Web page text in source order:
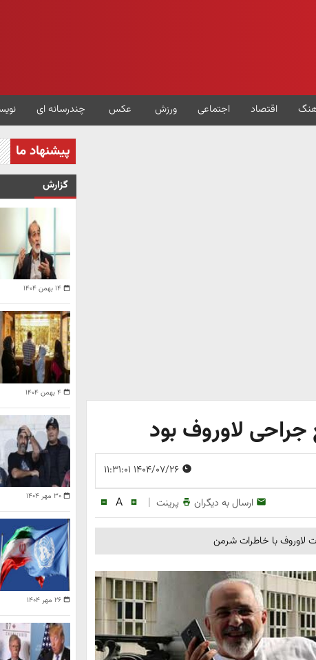
اقتصاد اجتماعی ورزش عکس چندرسانه ای
لاوروف بود
ارسال به دیگران پرینت |
A
لاوروف با خاطرات شرمن
پیشنهاد ما
گزارش
۱۴ بهمن ۱۴۰۴
۴ بهمن ۱۴۰۴
۳۰ مهر ۱۴۰۴
۲۶ مهر ۱۴۰۴